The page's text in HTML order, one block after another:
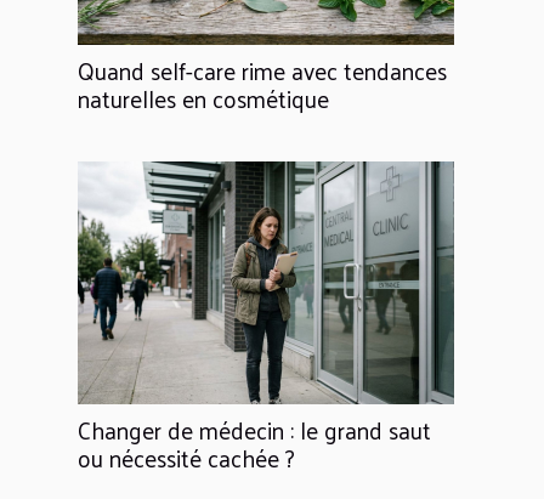
Quand self-care rime avec tendances
naturelles en cosmétique
Changer de médecin : le grand saut
ou nécessité cachée ?